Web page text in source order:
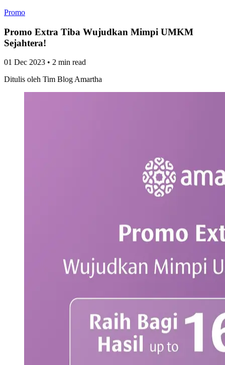
Promo
Promo Extra Tiba Wujudkan Mimpi UMKM
Sejahtera!
01 Dec 2023 • 2 min read
Ditulis oleh Tim Blog Amartha